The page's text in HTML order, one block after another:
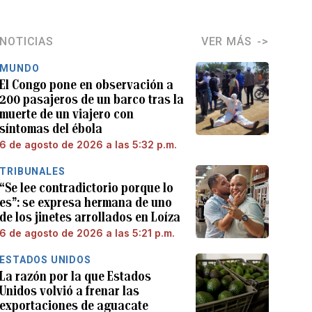
NOTICIAS VER MÁS
MUNDO
El Congo pone en observación a
200 pasajeros de un barco tras la
muerte de un viajero con
síntomas del ébola
6 de agosto de 2026 a las 5:32 p.m.
TRIBUNALES
“Se lee contradictorio porque lo
es”: se expresa hermana de uno
de los jinetes arrollados en Loíza
6 de agosto de 2026 a las 5:21 p.m.
ESTADOS UNIDOS
La razón por la que Estados
Unidos volvió a frenar las
exportaciones de aguacate